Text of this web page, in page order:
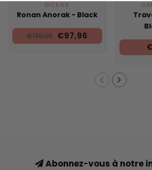
DICKIES
Ronan Anorak - Black
€139,95 €97,96
Abonnez-vous à notre